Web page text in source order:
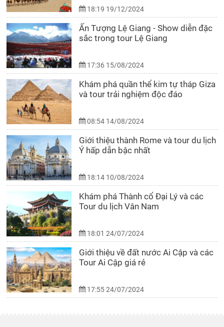
18:19 19/12/2024
Ấn Tượng Lệ Giang - Show diễn đặc
sắc trong tour Lệ Giang
17:36 15/08/2024
Khám phá quần thể kim tự tháp Giza
và tour trải nghiệm độc đáo
08:54 14/08/2024
Giới thiệu thành Rome và tour du lịch
Ý hấp dẫn bậc nhất
18:14 10/08/2024
Khám phá Thành cổ Đại Lý và các
Tour du lịch Vân Nam
18:01 24/07/2024
Giới thiệu về đất nước Ai Cập và các
Tour Ai Cập giá rẻ
17:55 24/07/2024